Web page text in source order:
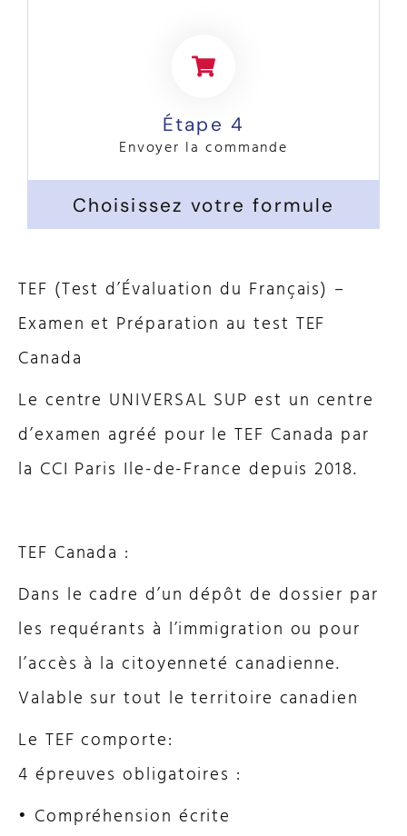
Étape 4
Envoyer la commande
Choisissez votre formule
TEF (Test d’Évaluation du Français) –
Examen et Préparation au test TEF
Canada
Le centre UNIVERSAL SUP est un centre
d’examen agréé pour le TEF Canada par
la CCI Paris Ile-de-France depuis 2018.
TEF Canada :
Dans le cadre d’un dépôt de dossier par
les requérants à l’immigration ou pour
l’accès à la citoyenneté canadienne.
Valable sur tout le territoire canadien
Le TEF comporte:
4 épreuves obligatoires :
• Compréhension écrite